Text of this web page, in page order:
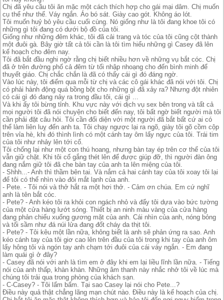
Chị đã yêu cầu tôi ăn mặc một cách thích hợp cho gái mại dâm. Chị muốn
cụ thể như thế. Váy ngắn. Áo bó sát. Giày cao gót. Không áo lót.
Tôi muốn huỷ bỏ yêu cầu cuối cùng. Nó giống như là tôi đang khoe tôi có
những gì tôi đang có dưới bộ đồ của tôi.
Giống như những đêm khác, tôi đã cải trang và tóc của tôi cũng cột thành
một đuôi gà. Bây giờ tất cả tôi cần là tôi tìm hiểu những gì Casey đã lên
kế hoạch cho đêm nay.
Tôi đã bắt đầu nghi ngờ rằng chị biết nhiều hơn về những vụ bắt cóc. Chị
đã ở trên đường phố cả đêm từ tối nhập nhoạng cho đến bình minh để
thuyết giáo. Chị chắc chắn là đã có thấy cái gì đó đáng ngờ.
Vào lúc này, tôi điểm qua mỗi từ chị và các cô gái khác đã nói với tôi. Chị
có phải hành động quá bồng bột cho những gì đã xảy ra? Nhưng đột nhiên
có cái gì đó đang nảy ra trong đầu tôi, cái gì ...
Và khi ấy tôi bừng tỉnh. Khu vực này với dịch vụ sex bên trong và tất cả
mọi người tôi đã nói chuyện cho biết đến nay, tôi bất ngờ biết người mà tôi
cần phải đặt câu hỏi. Tôi cần đối diện với một người đã bắt bất cứ ai có
thể làm liên luỵ đến anh ta. Tôi chạy ngược lại ra ngõ, giày tôi gõ cồm cộp
trên vỉa hè, khi đó thình lình có một cánh tay ôm lấy ngực của tôi. Trái tim
của tôi như nhảy lên tới cổ.
Tôi chống lại như một con thú hoang, nhưng bàn tay ép trên cơ thể của tôi
vẫn giữ chặt. Khi tôi cố gắng thét lên để được giúp đỡ, thì người đàn ông
đang nắm giữ tôi đã che bàn tay của anh ta lên miệng của tôi.
- Shhh...- Anh thì thầm bên tai. Và nắm cả hai cánh tay của tôi xoay tôi lại
để tôi có thể nhìn vào đôi mắt lạnh của anh.
- Pete. - Tôi nói và thở hắt ra một hơi thở. - Cảm ơn chúa. Em cứ nghĩ
anh là tên bắt cóc.
- Pete? - Anh kéo tôi ra khỏi con ngách nhỏ và đẩy tôi dựa vào bức tường
của một cửa hàng lướt sóng. Thiết bị an ninh màu vàng của cửa hàng
đang phản chiếu xuống gương mặt của anh. Cái nhìn của anh, nóng bỏng
và tối sầm như đá núi lửa đang đốt cháy da thịt tôi.
- Pete? - Tôi kêu một lần nữa, không biết là anh sẽ phản ứng ra sao. Anh
kéo cánh tay của tôi giơ cao lên trên đầu của tôi trong khi tay của anh ôm
lấy hông tôi và ngón tay anh chạm tới đuôi của cái váy ngắn. - Em đang
làm quái gì ở đây?
- Casey đã nói với anh là tìm em ở đây khi em lại liều lĩnh lần nữa. - Tiếng
nói của anh thấp, khàn khàn. Những âm thanh này nhắc nhở tôi về lúc mà
chúng tôi trải qua trong phòng của khách sạn.
- C-Casey? - Tôi lẩm bẩm. Tại sao Casey lại nói cho Pete...?
Điều này quả thật chẳng lãng mạn chút nào. Điều này là kế hoạch của chị.